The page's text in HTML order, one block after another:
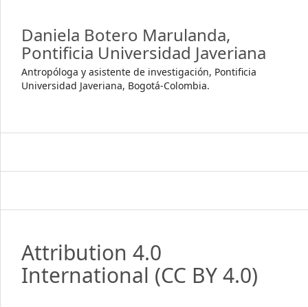
Daniela Botero Marulanda,
Pontificia Universidad Javeriana
Antropóloga y asistente de investigación, Pontificia
Universidad Javeriana, Bogotá-Colombia.
Attribution 4.0
International (CC BY 4.0)